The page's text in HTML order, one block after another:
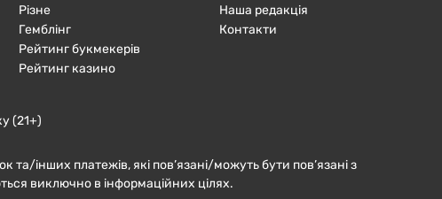
Різне
Гемблінг
Рейтинг букмекерів
Рейтинг казино
Наша редакція
Контакти
(21+)
та/інших платежів, які пов’язані/можуть бути пов’язані з
виключно в інформаційних цілях.